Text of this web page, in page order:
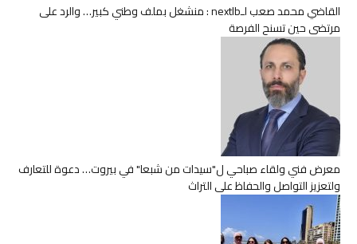
القاضي محمد صعب لـnextlb : منشغل بملف وطني كبير… والرد على
مرتضى حين تسنح الفرصة
معرض فني ولقاء صباحي ل"سيدات من شبعا" في بيروت… دعوة للتعارف
ولتعزيز التواصل والحفاظ على التراث